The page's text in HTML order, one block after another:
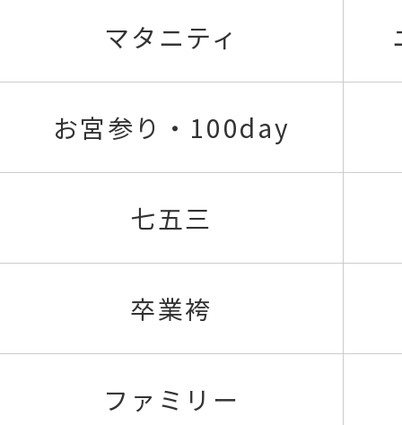
マタニティ
お宮参り・100day
七五三
卒業袴
ファミリー